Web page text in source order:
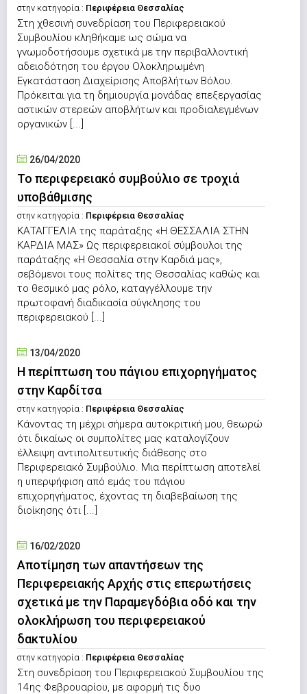
στην κατηγορία : Περιφέρεια Θεσσαλίας
Στη χθεσινή συνεδρίαση του Περιφερειακού
Συμβουλίου κληθήκαμε ως σώμα να
γνωμοδοτήσουμε σχετικά με την περιβαλλοντική
αδειοδότηση του έργου Ολοκληρωμένη
Εγκατάσταση Διαχείρισης Αποβλήτων Βόλου.
Πρόκειται για τη δημιουργία μονάδας επεξεργασίας
αστικών στερεών αποβλήτων και προδιαλεγμένων
οργανικών [...]
26/04/2020
Το περιφερειακό συμβούλιο σε τροχιά
υποβάθμισης
στην κατηγορία : Περιφέρεια Θεσσαλίας
ΚΑΤΑΓΓΕΛΙΑ της παράταξης «Η ΘΕΣΣΑΛΙΑ ΣΤΗΝ
ΚΑΡΔΙΑ ΜΑΣ» Ως περιφερειακοί σύμβουλοι της
παράταξης «Η Θεσσαλία στην Καρδιά μας»,
σεβόμενοι τους πολίτες της Θεσσαλίας καθώς και
το θεσμικό μας ρόλο, καταγγέλλουμε την
πρωτοφανή διαδικασία σύγκλησης του
περιφερειακού [...]
13/04/2020
Η περίπτωση του πάγιου επιχορηγήματος
στην Καρδίτσα
στην κατηγορία : Περιφέρεια Θεσσαλίας
Κάνοντας τη μέχρι σήμερα αυτοκριτική μου, θεωρώ
ότι δικαίως οι συμπολίτες μας καταλογίζουν
έλλειψη αντιπολιτευτικής διάθεσης στο
Περιφερειακό Συμβούλιο. Μια περίπτωση αποτελεί
η υπερψήφιση από εμάς του πάγιου
επιχορηγήματος, έχοντας τη διαβεβαίωση της
διοίκησης ότι [...]
16/02/2020
Αποτίμηση των απαντήσεων της
Περιφερειακής Αρχής στις επερωτήσεις
σχετικά με την Παραμεγδόβια οδό και την
ολοκλήρωση του περιφερειακού
δακτυλίου
στην κατηγορία : Περιφέρεια Θεσσαλίας
Στη συνεδρίαση του Περιφερειακού Συμβουλίου της
14ης Φεβρουαρίου, με αφορμή τις δυο